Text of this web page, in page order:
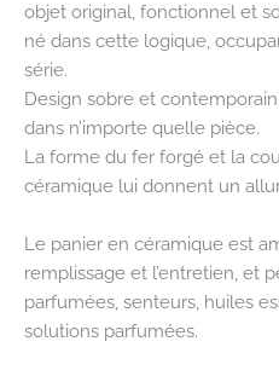
objet original, fonctionnel et
né dans cette logique,
série.
Design sobre et
dans n’importe quelle pièce.
La forme du fer forgé et la
céramique lui donnent un
Le panier en céramique est
remplissage et l’entretien, et
parfumées, senteurs, huiles
solutions parfumées.